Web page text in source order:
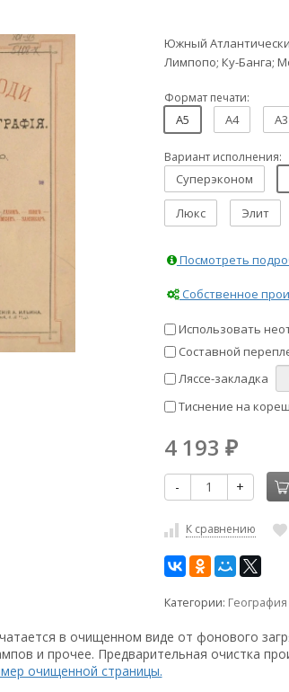
Южный
Лимпопо; Ку-Банга;
Формат печати:
A5 A4 A3
Вариант исполнения:
Суперэконом
Люкс Элит
Посмотреть
Собственное
Использовать
Составной
Ляссе-закладка
Тиснение на
4 193 ₽
- +
К сравнению
Категории: География
в очищенном виде от фонового
и прочее. Предварительная очистка
очищенной страницы.